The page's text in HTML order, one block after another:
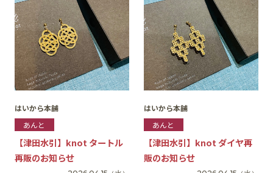
施設からのお知らせ
スタッフ募集
百番街くらぶ
はいから本舗
あんと
【津田水引】knot タートル
再販のお知らせ
はいから本舗
あんと
【津田水引】knot ダイヤ再
販のお知らせ